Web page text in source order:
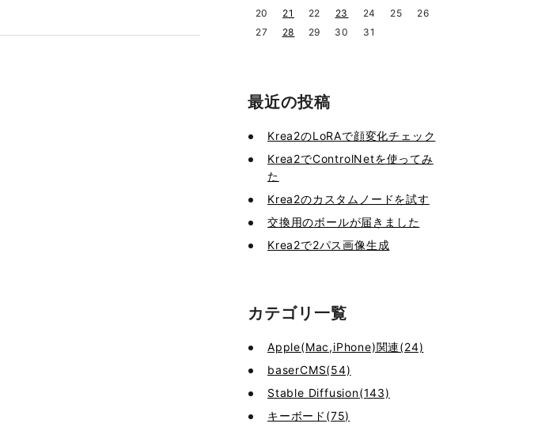
20 21 22 23 24 25
26
27
28 29 30 31
最近の投稿
Krea2のLoRAで顔変化チェック
Krea2でControlNetを使ってみ
た
Krea2のカスタムノードを試す
交換用のボールが届きました
Krea2で2パス画像生成
カテゴリ一覧
Apple(Mac,iPhone)関連(24)
baserCMS(54)
Stable Diffusion(143)
キーボード(75)